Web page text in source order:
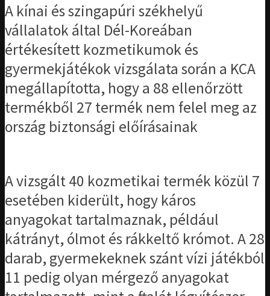
A kínai és szingapúri székhelyű
vállalatok által Dél-Koreában
értékesített kozmetikumok és
gyermekjátékok vizsgálata során a KCA
megállapította, hogy a 88 ellenőrzött
termékből 27 termék nem felel meg az
ország biztonsági előírásainak
A vizsgált 40 kozmetikai termék közül 7
esetében kiderült, hogy káros
anyagokat tartalmaznak, például
kátrányt, ólmot és rákkeltő krómot. A 28
darab, gyermekeknek szánt vízi játékból
11 pedig olyan mérgező anyagokat